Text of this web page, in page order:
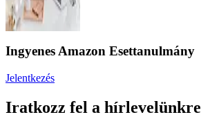
Ingyenes Amazon Esettanulmány
Jelentkezés
Iratkozz fel a hírlevelünkre